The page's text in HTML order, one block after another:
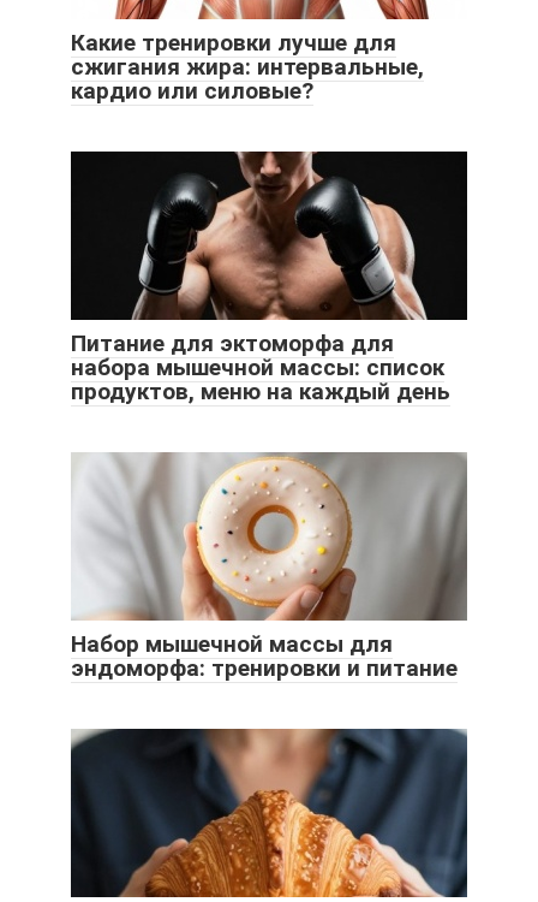
Какие тренировки лучше для
сжигания жира: интервальные,
кардио или силовые?
Питание для эктоморфа для
набора мышечной массы: список
продуктов, меню на каждый день
Набор мышечной массы для
эндоморфа: тренировки и питание